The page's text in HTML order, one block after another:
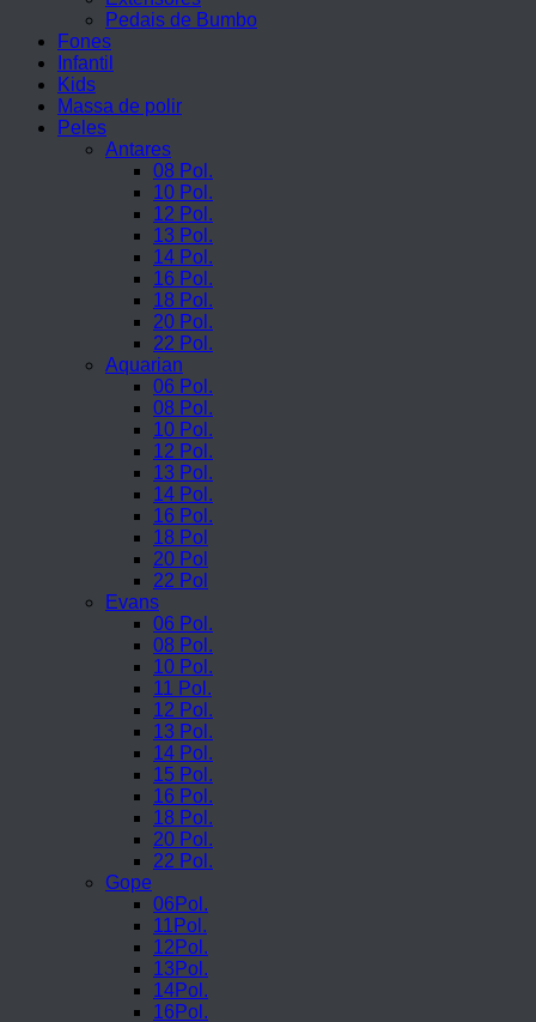
Pedais de Bumbo
Fones
Infantil
Kids
Massa de polir
Peles
Antares
08 Pol.
10 Pol.
12 Pol.
13 Pol.
14 Pol.
16 Pol.
18 Pol.
20 Pol.
22 Pol.
Aquarian
06 Pol.
08 Pol.
10 Pol.
12 Pol.
13 Pol.
14 Pol.
16 Pol.
18 Pol
20 Pol
22 Pol
Evans
06 Pol.
08 Pol.
10 Pol.
11 Pol.
12 Pol.
13 Pol.
14 Pol.
15 Pol.
16 Pol.
18 Pol.
20 Pol.
22 Pol.
Gope
06Pol.
11Pol.
12Pol.
13Pol.
14Pol.
16Pol.